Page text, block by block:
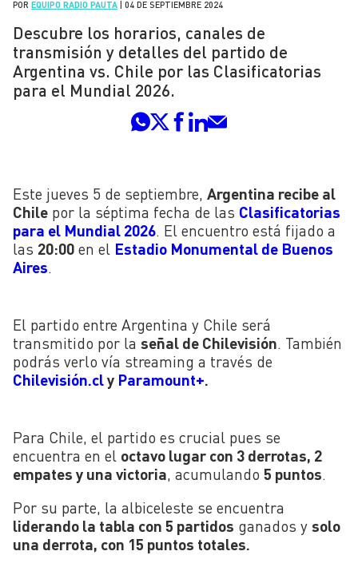
POR EQUIPO RADIO PAUTA 04 DE SEPTIEMBRE 2024
Descubre los horarios, canales de
transmisión y detalles del partido de
Argentina vs. Chile por las Clasificatorias
para el Mundial 2026.
Este jueves 5 de septiembre, Argentina recibe al
Chile por la séptima fecha de las Clasificatorias
para el Mundial 2026 . El encuentro está fijado a
las 20:00 en el Estadio Monumental de Buenos
Aires
El partido entre Argentina y Chile será
transmitido por la señal de Chilevisión. También
podrás verlo vía streaming a través de
Chilevisión.cly Paramount+.
Para Chile, el partido es crucial pues se
encuentra en el octavo lugar con 3 derrotas, 2
empates y una victoria, acumulando 5 puntos.
Por su parte, la albiceleste se encuentra
liderando la tabla con 5 partidos ganados y solo
una derrota, con 15 puntos totales.